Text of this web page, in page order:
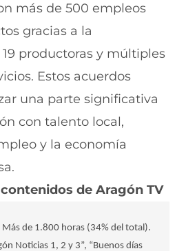
más de 500 empleos
gracias a la
productoras y múltiples
Estos acuerdos
una parte significativa
con talento local,
y la economía
de Aragón TV
Más de 1.800 horas (34% del total).
Noticias 1, 2 y 3”, “Buenos días